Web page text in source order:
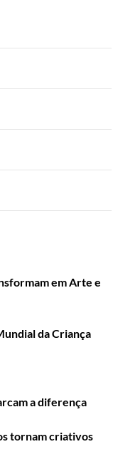
em Arte e
da Criança
a diferença
tornam criativos